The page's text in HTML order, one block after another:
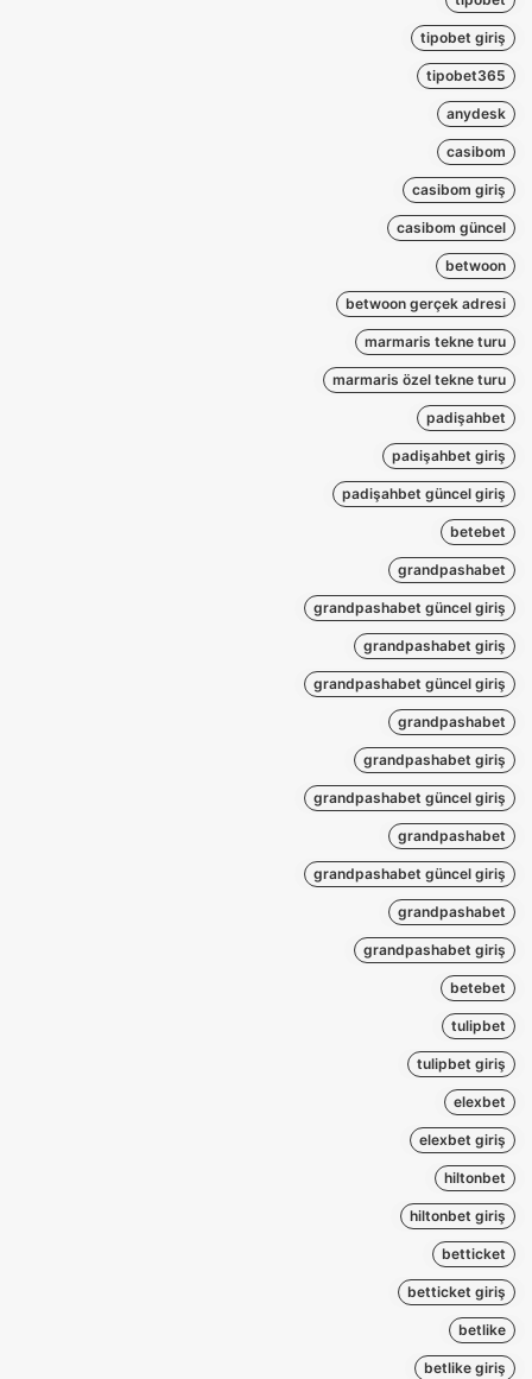
tipobet giriş
tipobet365
anydesk
casibom
casibom giriş
casibom güncel
betwoon
betwoon gerçek adresi
marmaris tekne turu
marmaris özel tekne turu
padişahbet
padişahbet giriş
padişahbet güncel giriş
betebet
grandpashabet
grandpashabet güncel giriş
grandpashabet giriş
grandpashabet güncel giriş
grandpashabet
grandpashabet giriş
grandpashabet güncel giriş
grandpashabet
grandpashabet güncel giriş
grandpashabet
grandpashabet giriş
betebet
tulipbet
tulipbet giriş
elexbet
elexbet giriş
hiltonbet
hiltonbet giriş
betticket
betticket giriş
betlike
betlike giriş